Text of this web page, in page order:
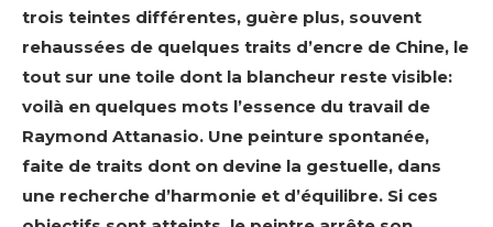
trois teintes différentes, guère plus, souvent
rehaussées de quelques traits d’encre de Chine, le
tout sur une toile dont la blancheur reste visible:
voilà en quelques mots l’essence du travail de
Raymond Attanasio. Une peinture spontanée,
faite de traits dont on devine la gestuelle, dans
une recherche d’harmonie et d’équilibre. Si ces